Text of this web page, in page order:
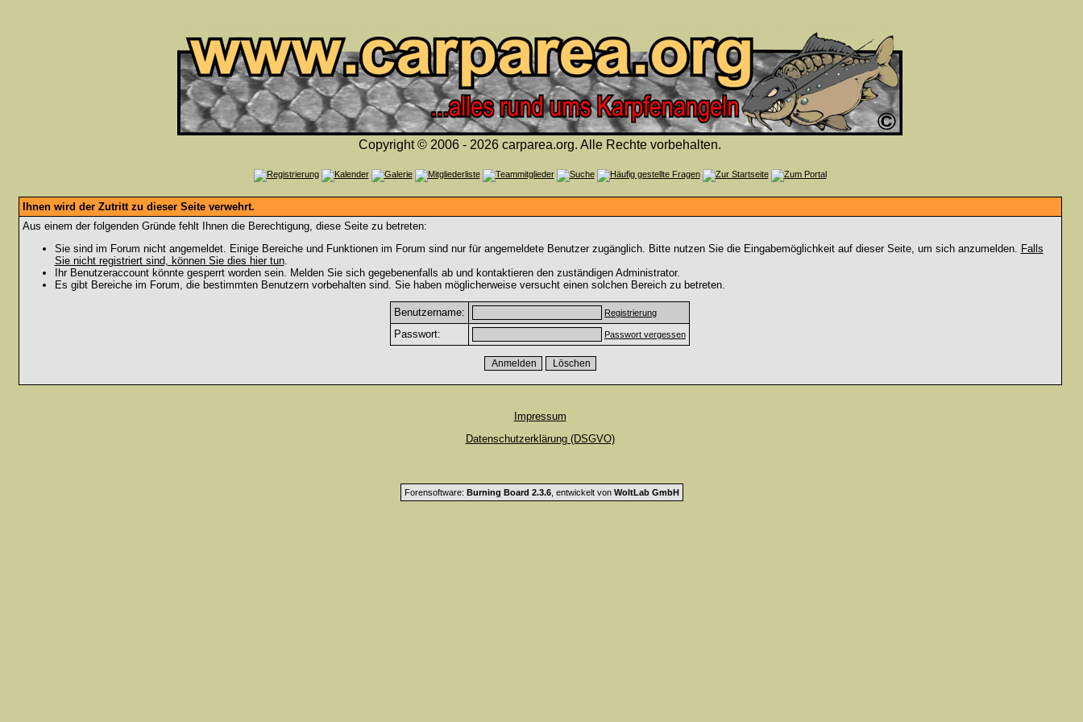
Copyright © 2006 - 2026 carparea.org. Alle Rechte vorbehalten.
Ihnen wird der Zutritt zu dieser Seite verwehrt.
Aus einem der folgenden Gründe fehlt Ihnen die Berechtigung, diese Seite zu betreten:
Sie sind im Forum nicht angemeldet. Einige Bereiche und Funktionen im Forum sind nur für angemeldete Benutzer zugänglich. Bitte nutzen Sie die Eingabemöglichkeit auf dieser Seite, um sich anzumelden. Falls
Sie nicht registriert sind, können Sie dies hier tun.
Ihr Benutzeraccount könnte gesperrt worden sein. Melden Sie sich gegebenenfalls ab und kontaktieren den zuständigen Administrator.
Es gibt Bereiche im Forum, die bestimmten Benutzern vorbehalten sind. Sie haben möglicherweise versucht einen solchen Bereich zu betreten.
Benutzername: Registrierung
Passwort: Passwort vergessen
Impressum
Datenschutzerklärung (DSGVO)
Forensoftware: Burning Board 2.3.6, entwickelt von WoltLab GmbH